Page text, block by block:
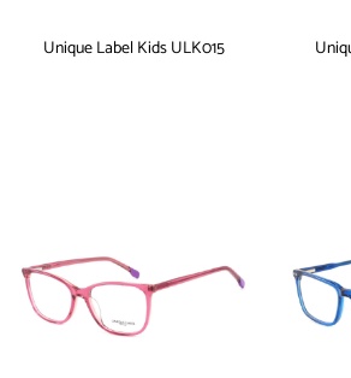
Unique Label Kids ULK015